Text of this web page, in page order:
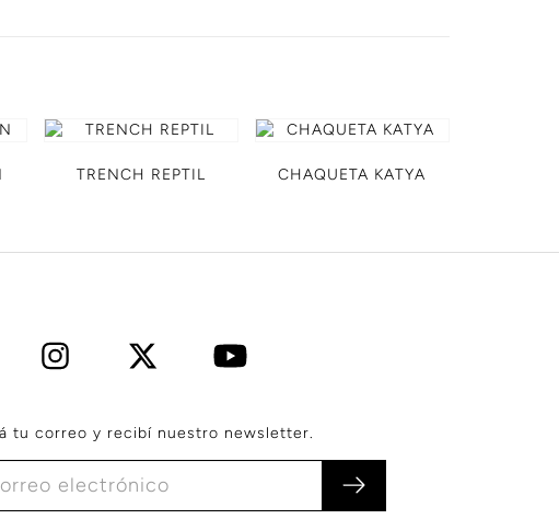
TRENCH REPTIL CHAQUETA KATYA
tu correo y recibí nuestro newsletter.